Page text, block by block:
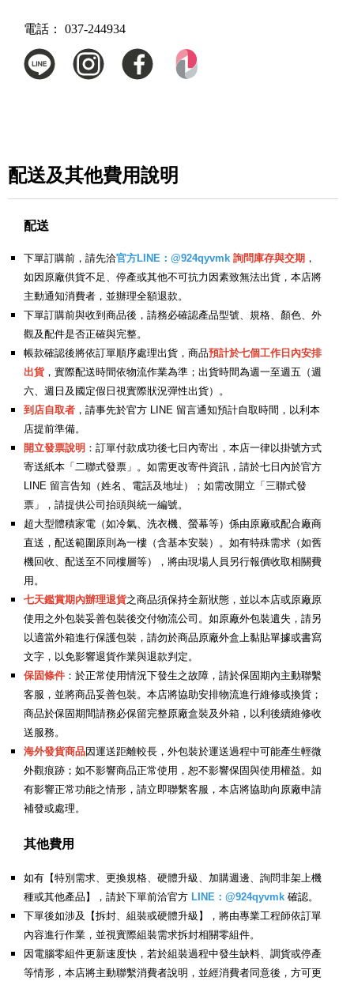
電話： 037-244934
配送及其他費用說明
配送
下單訂購前，請先洽官方LINE：@924qyvmk 詢問庫存與交期 ，
如因原廠供貨不足、停產或其他不可抗力因素致無法出貨，本店將
主動通知消費者，並辦理全額退款。
下單訂購前與收到商品後，請務必確認產品型號、規格、顏色、外
觀及配件是否正確與完整。
帳款確認後將依訂單順序處理出貨，商品預計於七個工作日內安排
出貨，實際配送時間依物流作業為準；出貨時間為週一至週五（週
六、週日及國定假日視實際狀況彈性出貨）。
到店自取者 ，請事先於官方 LINE 留言通知預計自取時間，以利本
店提前準備。
開立發票說明 ：訂單付款成功後七日內寄出，本店一律以掛號方式
寄送紙本「二聯式發票」。如需更改寄件資訊，請於七日內於官方
LINE 留言告知（姓名、電話及地址）；如需改開立「三聯式發
票」，請提供公司抬頭與統一編號。
超大型體積家電（如冷氣、洗衣機、螢幕等）係由原廠或配合廠商
直送，配送範圍原則為一樓（含基本安裝）。如有特殊需求（如舊
機回收、配送至不同樓層等），將由現場人員另行報價收取相關費
用。
七天鑑賞期內辦理退貨之商品須保持全新狀態，並以本店或原廠原
使用之外包裝妥善包裝後交付物流公司。如原廠外包裝遺失，請另
以適當外箱進行保護包裝，請勿於商品原廠外盒上黏貼單據或書寫
文字，以免影響退貨作業與退款判定。
保固條件 ：於正常使用情況下發生之故障，請於保固期內主動聯繫
客服，並將商品妥善包裝。本店將協助安排物流進行維修或換貨；
商品於保固期間請務必保留完整原廠盒裝及外箱，以利後續維修收
送服務。
海外發貨商品因運送距離較長，外包裝於運送過程中可能產生輕微
外觀痕跡；如不影響商品正常使用，恕不影響保固與使用權益。如
有影響正常功能之情形，請立即聯繫客服，本店將協助向原廠申請
補發或處理。
其他費用
如有【特別需求、更換規格、硬體升級、加購週邊、詢問非架上機
種或其他產品】，請於下單前洽官方 LINE：@924qyvmk 確認。
下單後如涉及【拆封、組裝或硬體升級】，將由專業工程師依訂單
內容進行作業，並視實際組裝需求拆封相關零組件。
因電腦零組件更新速度快，若於組裝過程中發生缺料、調貨或停產
等情形，本店將主動聯繫消費者說明，並經消費者同意後，方可更